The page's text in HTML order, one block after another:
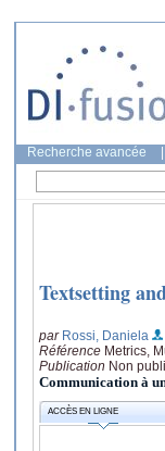
Recherche avancée
Textsetting
par Rossi, Daniela
Référence Metrics,
Publication Non
Communication à
ACCÈS EN LIGNE